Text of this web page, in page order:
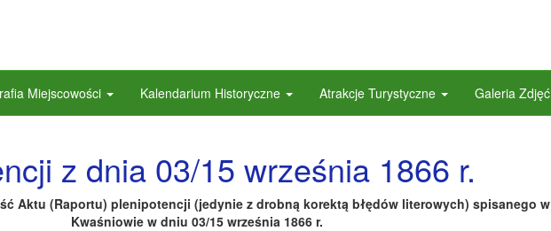
Miejscowości Kalendarium Historyczne Atrakcje Turystyczne Galeria Zdjęć
z dnia 03/15 września 1866 r.
Aktu (Raportu) plenipotencji (jedynie z drobną korektą błędów literowych) spisanego w
Kwaśniowie w dniu 03/15 września 1866 r.